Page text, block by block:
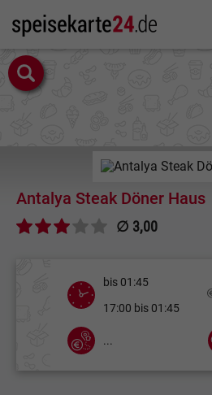
Antalya Steak Döner Haus
∅ 3,00
bis 01:45
17:00 bis 01:45
...